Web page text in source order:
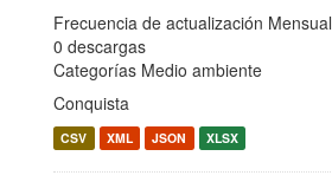
Frecuencia de actualización Mensual
0 descargas
Categorías Medio ambiente
Conquista
CSV XML JSON XLSX